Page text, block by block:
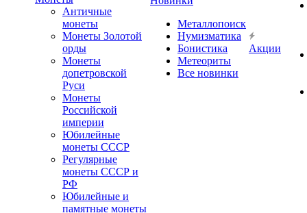
Античные
монеты
Монеты Золотой
орды
Монеты
допетровской
Руси
Монеты
Российской
империи
Юбилейные
монеты СССР
Регулярные
монеты СССР и
РФ
Юбилейные и
памятные монеты
Металлопоиск
Нумизматика
Бонистика
Метеориты
Все новинки
Акции